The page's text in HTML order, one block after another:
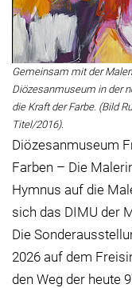
Gemeinsam mit der
Diözesanmuseum in der
die Kraft der Farbe. (Bild
Titel/2016).
Diözesanmuseum
Farben – Die
Hymnus auf die
sich das DIMU der
Die
2026 auf dem
den Weg der heute